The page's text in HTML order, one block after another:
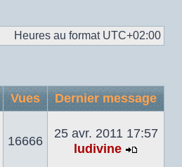
Heures au format UTC+02:00
Vues Dernier message
16666
25 avr. 2011 17:57
ludivine